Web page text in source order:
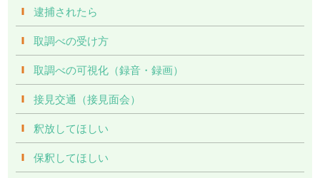
逮捕されたら
取調べの受け方
取調べの可視化（録音・録画）
接見交通（接見面会）
釈放してほしい
保釈してほしい